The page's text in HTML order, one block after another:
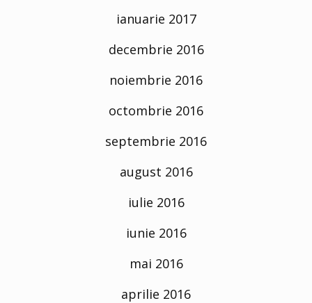
ianuarie 2017
decembrie 2016
noiembrie 2016
octombrie 2016
septembrie 2016
august 2016
iulie 2016
iunie 2016
mai 2016
aprilie 2016